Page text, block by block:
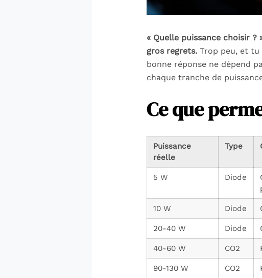
« Quelle puissance choisir
gros regrets.Trop peu, et tu
bonne réponse ne dépend
chaque tranche de
Ce que
Puissance
réelle
Type
5 W Diode
10 W Diode
20-40 W Diode
40-60 W CO2
90-130 W CO2